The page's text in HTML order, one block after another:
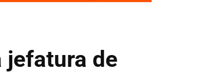
jefatura de